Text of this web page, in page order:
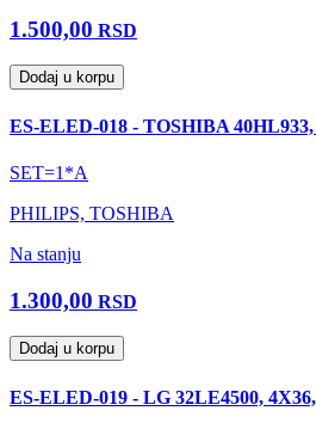
1.500,00 RSD
Dodaj u korpu
ES-ELED-018 - TOSHIBA 40HL933,
SET=1*A
PHILIPS, TOSHIBA
Na stanju
1.300,00 RSD
Dodaj u korpu
ES-ELED-019 - LG 32LE4500,